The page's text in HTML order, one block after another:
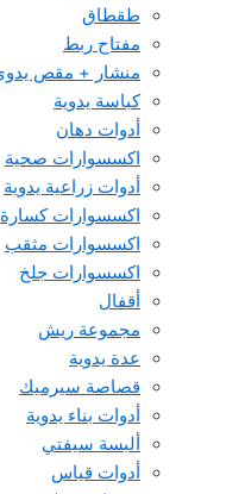
طقطاق
مفتاح ربط
منشار + مقص يدوي
كباسة يدوية
أدوات دهان
اكسسوارات صحية
أدوات زراعية يدوية
اكسسوارات كسارة
اكسسوارات مثقب
اكسسوارات جلخ
أقفال
مجموعة ريش
عدة يدوية
قصاصة سيرميك
أدوات بناء يدوية
ألبسة سيفتي
أدوات قياس